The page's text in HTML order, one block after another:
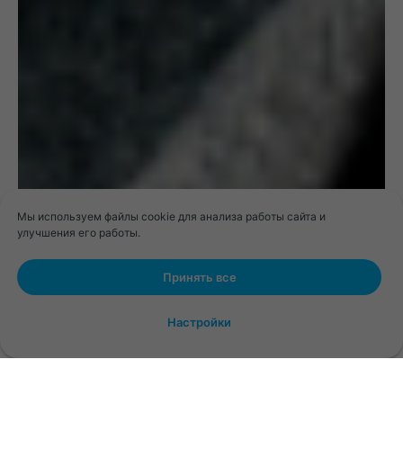
Мы используем файлы cookie для анализа работы сайта и
улучшения его работы.
Принять все
Настройки